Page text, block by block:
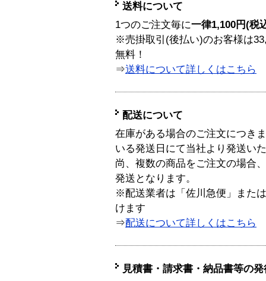
送料について
1つのご注文毎に一律1,100円(税
※売掛取引(後払い)のお客様は
無料！
⇒送料について詳しくはこちら
配送について
在庫がある場合のご注文につき
いる発送日にて当社より発送い
尚、複数の商品をご注文の場合
発送となります。
※配送業者は「佐川急便」また
けます
⇒配送について詳しくはこちら
見積書・請求書・納品書等の